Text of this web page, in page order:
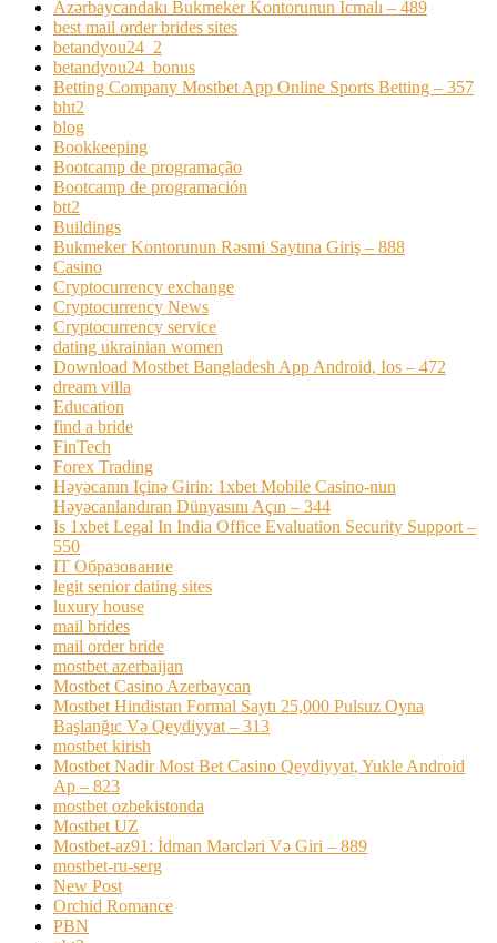
Azərbaycandakı Bukmeker Kontorunun Icmalı – 489
best mail order brides sites
betandyou24_2
betandyou24_bonus
Betting Company Mostbet App Online Sports Betting – 357
bht2
blog
Bookkeeping
Bootcamp de programação
Bootcamp de programación
btt2
Buildings
Bukmeker Kontorunun Rəsmi Saytına Giriş – 888
Casino
Cryptocurrency exchange
Cryptocurrency News
Cryptocurrency service
dating ukrainian women
Download Mostbet Bangladesh App Android, Ios – 472
dream villa
Education
find a bride
FinTech
Forex Trading
Həyəcanın Içinə Girin: 1xbet Mobile Casino-nun
Həyəcanlandıran Dünyasını Açın – 344
Is 1xbet Legal In India Office Evaluation Security Support –
550
IT Образование
legit senior dating sites
luxury house
mail brides
mail order bride
mostbet azerbaijan
Mostbet Casino Azerbaycan
Mostbet Hindistan Formal Saytı 25,000 Pulsuz Oyna
Başlanğıc Və Qeydiyyat – 313
mostbet kirish
Mostbet Nadir Most Bet Casino Qeydiyyat, Yukle Android
Ap – 823
mostbet ozbekistonda
Mostbet UZ
Mostbet-az91: İdman Mərcləri Və Giri – 889
mostbet-ru-serg
New Post
Orchid Romance
PBN